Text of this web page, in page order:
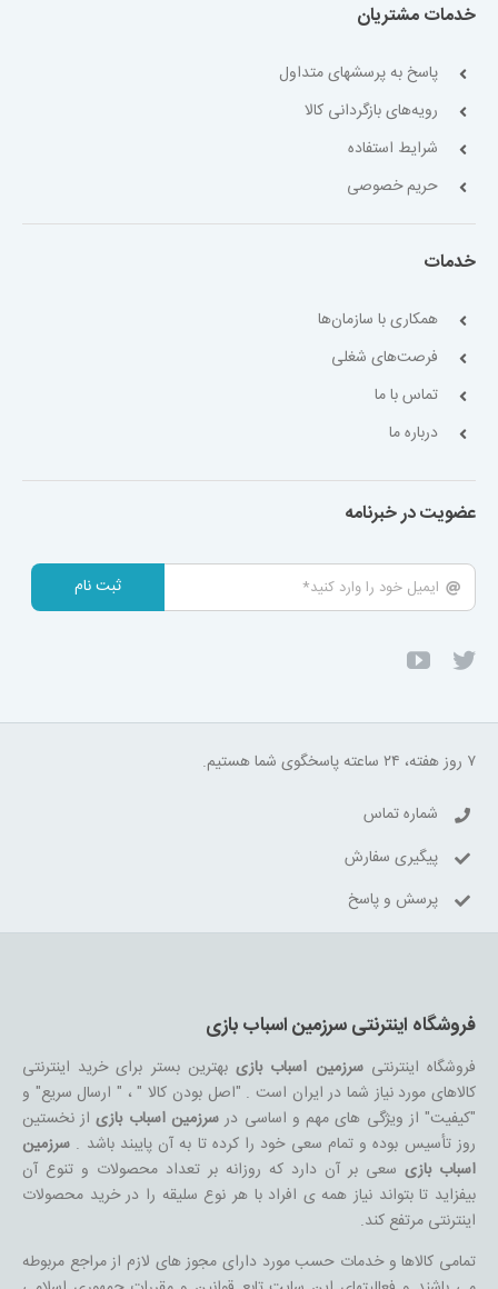
خدمات مشتریان
پاسخ به پرسشهای متداول
رویه‌های بازگردانی کالا
شرایط استفاده
حریم خصوصی
خدمات
همکاری با سازمان‌ها
فرصت‌های شغلی
تماس با ما
درباره ما
عضویت در خبرنامه
ثبت نام
۷ روز هفته، ۲۴ ساعته پاسخگوی شما هستیم.
شماره تماس
پیگیری سفارش
پرسش و پاسخ
فروشگاه اینترنتی سرزمین اسباب بازی
فروشگاه اینترنتیسرزمین اسباب بازیبهترین بستر برای خرید اینترنتی
کالاهای مورد نیاز شما در ایران است . "اصل بودن کالا " ، " ارسال سریع" و
"کیفیت" از ویژگی های مهم و اساسی در سرزمین اسباب بازیاز نخستین
روز تأسیس بوده و تمام سعی خود را کرده تا به آن پایبند باشد .سرزمین
اسباب بازیسعی بر آن دارد که روزانه بر تعداد محصولات و تنوع آن
بیفزاید تا بتواند نیاز همه ی افراد با هر نوع سلیقه را در خرید محصولات
اینترنتی مرتفع کند.
تمامی کالاها و خدمات حسب مورد دارای مجوز های لازم از مراجع مربوطه